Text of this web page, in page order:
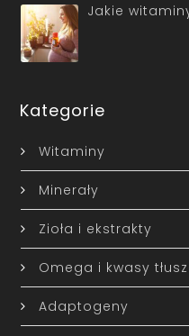
Jakie
Kategorie
Witaminy
Minerały
Zioła i ekstrakty
Omega i kwasy
Adaptogeny